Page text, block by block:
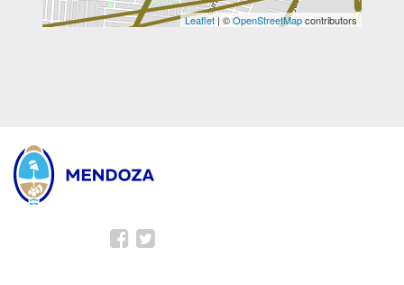
Leaflet | ©OpenStreetMapcontributors